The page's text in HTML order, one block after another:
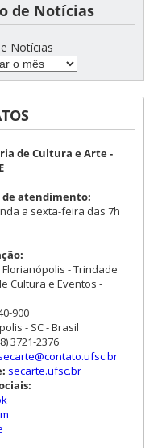
de Notícias
Notícias
de Cultura e Arte -
de atendimento:
a sexta-feira das 7h
- Trindade
Cultura e Eventos -
900
- SC - Brasil
3721-2376
secarte.ufsc.br